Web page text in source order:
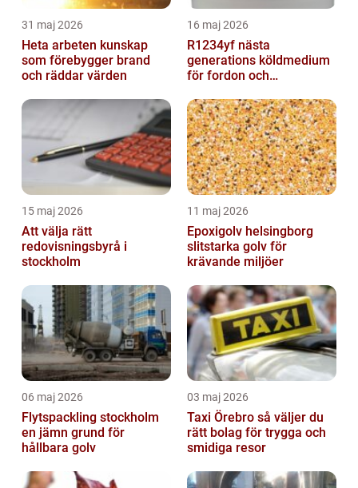
31 maj 2026
Heta arbeten kunskap
som förebygger brand
och räddar värden
16 maj 2026
R1234yf nästa
generations köldmedium
för fordon och
15 maj 2026
Att välja rätt
redovisningsbyrå i
stockholm
11 maj 2026
Epoxigolv helsingborg
slitstarka golv för
krävande miljöer
06 maj 2026
Flytspackling stockholm
en jämn grund för
hållbara golv
03 maj 2026
Taxi Örebro så väljer du
rätt bolag för trygga och
smidiga resor